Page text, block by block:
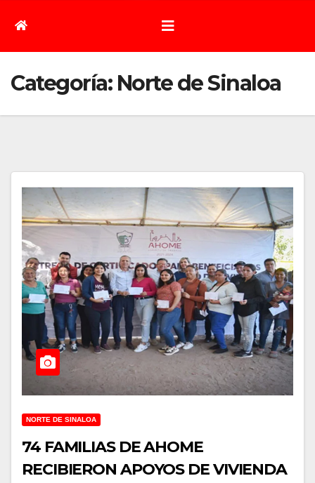
Categoría: Norte de Sinaloa
NORTE DE SINALOA
74 FAMILIAS DE AHOME
RECIBIERON APOYOS DE VIVIENDA